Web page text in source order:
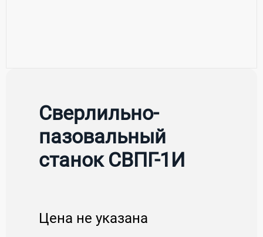
Сверлильно-
пазовальный
станок СВПГ-1И
Цена не указана